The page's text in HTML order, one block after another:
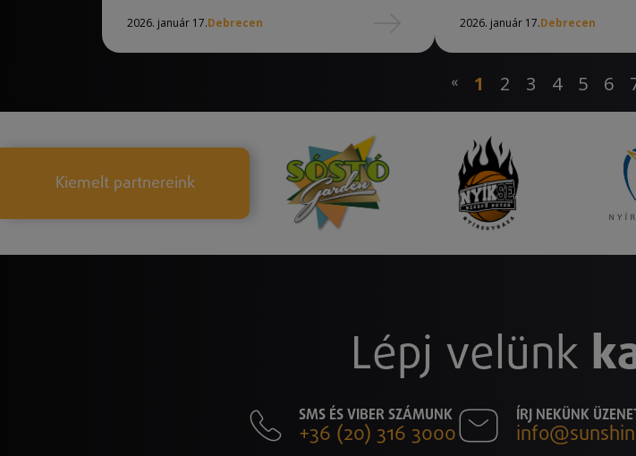
2026. január 17.Debrecen 2026. január 17.Debrecen
« 1 2 3 4 5 6
Kiemelt partnereink
Lépj velünk
SMS ÉS VIBER SZÁMUNK
+36 (20) 316 3000
ÍRJ NEKÜNK